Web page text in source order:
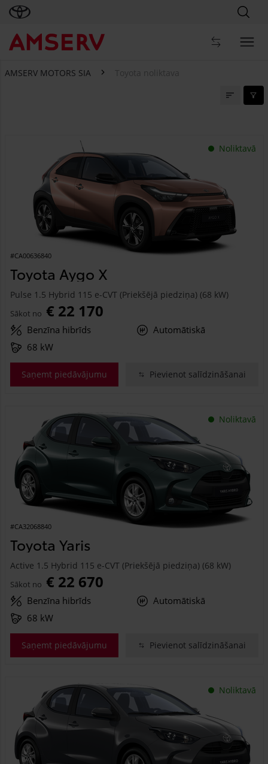
AMSERV MOTORS SIA Toyota noliktava
Noliktavā
#CA00636840
Toyota Aygo X
Pulse 1.5 Hybrid 115 e-CVT (Priekšējā piedziņa) (68 kW)
Sākot no € 22 170
Benzīna hibrīds
Automātiskā
68 kW
Saņemt piedāvājumu Pievienot salīdzināšanai
Noliktavā
#CA32068840
Toyota Yaris
Active 1.5 Hybrid 115 e-CVT (Priekšējā piedziņa) (68 kW)
Sākot no € 22 670
Benzīna hibrīds
Automātiskā
68 kW
Saņemt piedāvājumu Pievienot salīdzināšanai
Noliktavā